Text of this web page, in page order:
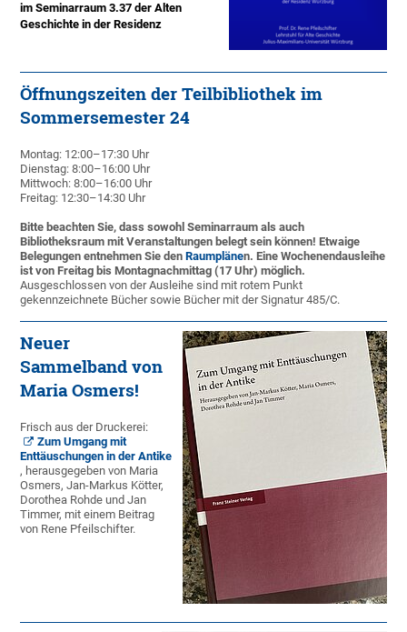
im Seminarraum 3.37 der Alten
Geschichte in der Residenz
Öffnungszeiten der Teilbibliothek im
Sommersemester 24
Montag: 12:00–17:30 Uhr
Dienstag: 8:00–16:00 Uhr
Mittwoch: 8:00–16:00 Uhr
Freitag: 12:30–14:30 Uhr
Bitte beachten Sie, dass sowohl Seminarraum als auch
Bibliotheksraum mit Veranstaltungen belegt sein können! Etwaige
Belegungen entnehmen Sie denRaumplänen. Eine Wochenendausleihe
ist von Freitag bis Montagnachmittag (17 Uhr) möglich.
Ausgeschlossen von der Ausleihe sind mit rotem Punkt
gekennzeichnete Bücher sowie Bücher mit der Signatur 485/C.
Neuer
Sammelband von
Maria Osmers!
Frisch aus der Druckerei:
Zum Umgang mit
Enttäuschungen in der Antike
, herausgegeben von Maria
Osmers, Jan-Markus Kötter,
Dorothea Rohde und Jan
Timmer, mit einem Beitrag
von Rene Pfeilschifter.